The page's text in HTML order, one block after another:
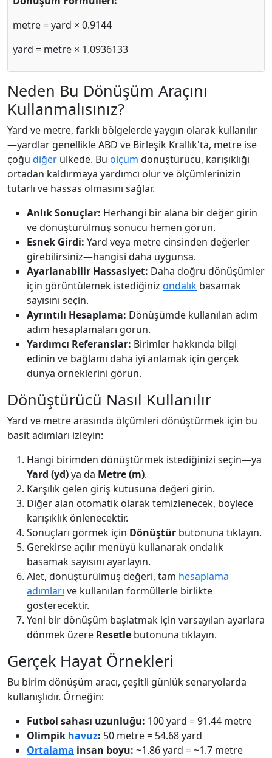
metre = yard × 0.9144
yard = metre × 1.0936133
Neden Bu Dönüşüm Araçını
Kullanmalısınız?
Yard ve metre, farklı bölgelerde yaygın olarak kullanılır
—yardlar genellikle ABD ve Birleşik Krallık'ta, metre ise
çoğu diğer ülkede. Bu ölçüm dönüştürücü, karışıklığı
ortadan kaldırmaya yardımcı olur ve ölçümlerinizin
tutarlı ve hassas olmasını sağlar.
Anlık Sonuçlar: Herhangi bir alana bir değer girin
ve dönüştürülmüş sonucu hemen görün.
Esnek Girdi: Yard veya metre cinsinden değerler
girebilirsiniz—hangisi daha uygunsa.
Ayarlanabilir Hassasiyet: Daha doğru dönüşümler
için görüntülemek istediğiniz ondalık basamak
sayısını seçin.
Ayrıntılı Hesaplama: Dönüşümde kullanılan adım
adım hesaplamaları görün.
Yardımcı Referanslar: Birimler hakkında bilgi
edinin ve bağlamı daha iyi anlamak için gerçek
dünya örneklerini görün.
Dönüştürücü Nasıl Kullanılır
Yard ve metre arasında ölçümleri dönüştürmek için bu
basit adımları izleyin:
Hangi birimden dönüştürmek istediğinizi seçin—ya
Yard (yd)ya da Metre (m).
Karşılık gelen giriş kutusuna değeri girin.
Diğer alan otomatik olarak temizlenecek, böylece
karışıklık önlenecektir.
Sonuçları görmek için Dönüştür butonuna tıklayın.
Gerekirse açılır menüyü kullanarak ondalık
basamak sayısını ayarlayın.
Alet, dönüştürülmüş değeri, tam hesaplama
adımları ve kullanılan formüllerle birlikte
gösterecektir.
Yeni bir dönüşüm başlatmak için varsayılan ayarlara
dönmek üzere Resetle butonuna tıklayın.
Gerçek Hayat Örnekleri
Bu birim dönüşüm aracı, çeşitli günlük senaryolarda
kullanışlıdır. Örneğin:
Futbol sahası uzunluğu: 100 yard = 91.44 metre
Olimpik havuz: 50 metre = 54.68 yard
Ortalama insan boyu: ~1.86 yard = ~1.7 metre